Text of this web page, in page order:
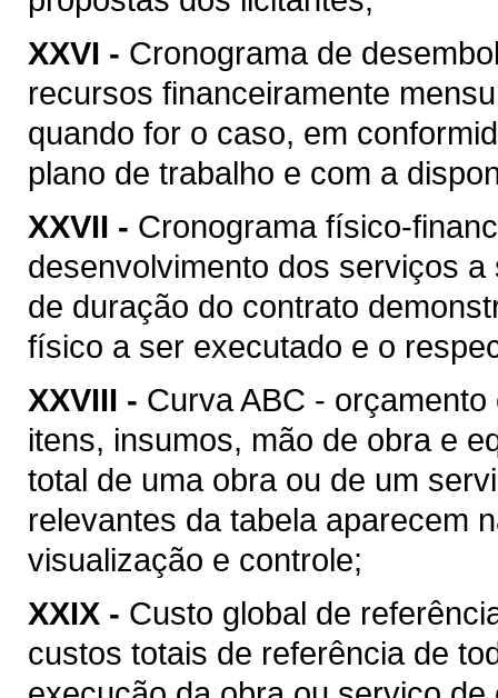
XXVI - Cronograma de
recursos financeiramente
quando for o caso, em
plano de trabalho e com a
XXVII - Cronograma físico-
desenvolvimento dos serviços
de duração do contrato
físico a ser executado e o
XXVIII - Curva ABC -
itens, insumos, mão de obra e
total de uma obra ou de um
relevantes da tabela aparecem
visualização e controle;
XXIX - Custo global de
custos totais de referência de